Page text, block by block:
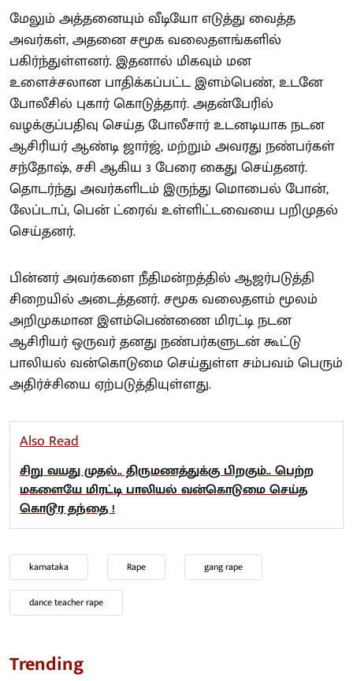
மேலும் அத்தனையும் வீடியோ எடுத்து வைத்த
அவர்கள், அதனை சமூக வலைதளங்களில்
பகிர்ந்துள்ளனர். இதனால் மிகவும் மன
உளைச்சலான பாதிக்கப்பட்ட இளம்பெண், உடனே
போலீசில் புகார் கொடுத்தார். அதன்பேரில்
வழக்குப்பதிவு செய்த போலீசார் உடனடியாக நடன
ஆசிரியர் ஆண்டி ஜார்ஜ், மற்றும் அவரது நண்பர்கள்
சந்தோஷ், சசி ஆகிய 3 பேரை கைது செய்தனர்.
தொடர்ந்து அவர்களிடம் இருந்து மொபைல் போன்,
லேப்டாப், பென் ட்ரைவ் உள்ளிட்டவையை பறிமுதல்
செய்தனர்.
பின்னர் அவர்களை நீதிமன்றத்தில் ஆஜர்படுத்தி
சிறையில் அடைத்தனர். சமூக வலைதளம் மூலம்
அறிமுகமான இளம்பெண்ணை மிரட்டி நடன
ஆசிரியர் ஒருவர் தனது நண்பர்களுடன் கூட்டு
பாலியல் வன்கொடுமை செய்துள்ள சம்பவம் பெரும்
அதிர்ச்சியை ஏற்படுத்தியுள்ளது.
Also Read
சிறு வயது முதல்.. திருமணத்துக்கு பிறகும்.. பெற்ற
மகளையே மிரட்டி பாலியல் வன்கொடுமை செய்த
கொடூர தந்தை !
karnataka Rape gang rape
dance teacher rape
Trending